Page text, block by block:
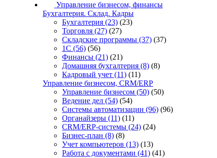
Управление бизнесом, финансы
Бухгалтерия. Склад. Кадры
Бухгалтерия (23) (23)
Торговля (27) (27)
Складские программы (37) (37)
1С (56) (56)
Финансы (21) (21)
Домашняя бухгалтерия (8) (8)
Кадровый учет (11) (11)
Управление бизнесом, CRM/ERP
Управление бизнесом (50) (50)
Ведение дел (54) (54)
Системы автоматизации (96) (96)
Органайзеры (11) (11)
CRM/ERP-системы (24) (24)
Бизнес-план (8) (8)
Учет компьютеров (13) (13)
Работа с документами (41) (41)